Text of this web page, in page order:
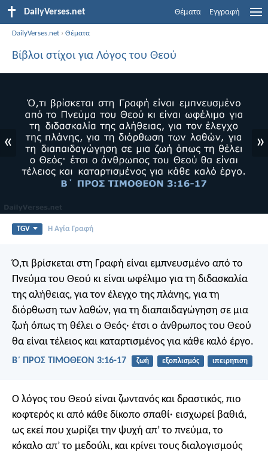
DailyVerses.net Θέματα Εγγραφή
DailyVerses.net ›Θέματα
Βίβλοι στίχοι για Λόγος του Θεού
« »
TGV Η Αγία Γραφή
Ό,τι βρίσκεται στη Γραφή είναι εμπνευσμένο από το
Πνεύμα του Θεού κι είναι ωφέλιμο για τη διδασκαλία
της αλήθειας, για τον έλεγχο της πλάνης, για τη
διόρθωση των λαθών, για τη διαπαιδαγώγηση σε μια
ζωή όπως τη θέλει ο Θεός· έτσι ο άνθρωπος του Θεού
θα είναι τέλειος και καταρτισμένος για κάθε καλό έργο.
Β΄ ΠΡΟΣ ΤΙΜΟΘΕΟΝ 3:16-17 ζωή εξοπλισμός ιπειρητιση
Ο λόγος του Θεού είναι ζωντανός και δραστικός, πιο
κοφτερός κι από κάθε δίκοπο σπαθί· εισχωρεί βαθιά,
ως εκεί που χωρίζει την ψυχή απ’ το πνεύμα, το
κόκαλο απ’ το μεδούλι, και κρίνει τους διαλογισμούς